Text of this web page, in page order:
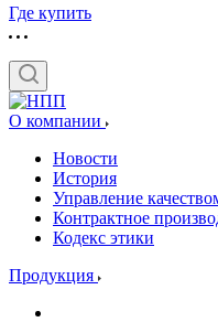
Где купить
О компании
Новости
История
Управление
Контрактное
Кодекс этики
Продукция